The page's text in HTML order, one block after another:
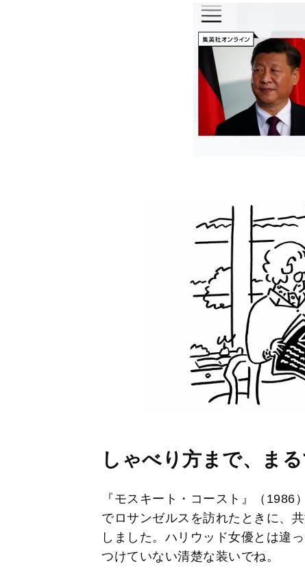
しゃべり方まで、ま
『モスキート・コースト』（
でロサンゼルスを訪れたときに、
しました。ハリウッド女優とは違
つけていない清楚な装いでね。